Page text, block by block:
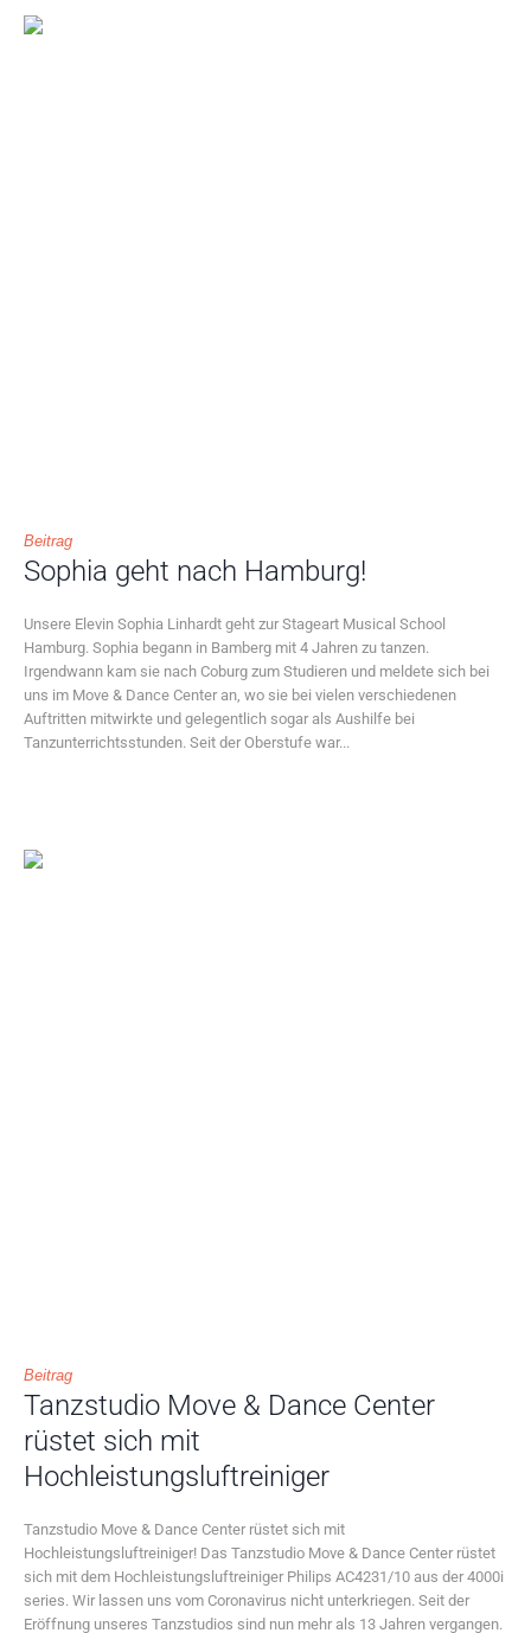
Beitrag
Sophia geht nach Hamburg!
Unsere Elevin Sophia Linhardt geht zur Stageart Musical School
Hamburg. Sophia begann in Bamberg mit 4 Jahren zu tanzen.
Irgendwann kam sie nach Coburg zum Studieren und meldete sich bei
uns im Move & Dance Center an, wo sie bei vielen verschiedenen
Auftritten mitwirkte und gelegentlich sogar als Aushilfe bei
Tanzunterrichtsstunden. Seit der Oberstufe war...
Beitrag
Tanzstudio Move & Dance Center
rüstet sich mit
Hochleistungsluftreiniger
Tanzstudio Move & Dance Center rüstet sich mit
Hochleistungsluftreiniger! Das Tanzstudio Move & Dance Center rüstet
sich mit dem Hochleistungsluftreiniger Philips AC4231/10 aus der 4000i
series. Wir lassen uns vom Coronavirus nicht unterkriegen. Seit der
Eröffnung unseres Tanzstudios sind nun mehr als 13 Jahren vergangen.